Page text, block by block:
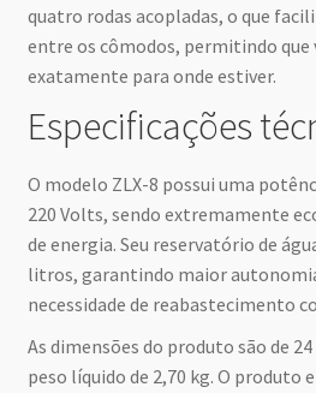
quatro rodas acopladas, o que
entre os cômodos, permitindo que
exatamente para onde estiver.
Especificações
O modelo ZLX-8 possui uma
220 Volts, sendo extremamente
de energia. Seu reservatório de
litros, garantindo maior
necessidade de reabastecimento
As dimensões do produto são de
peso líquido de 2,70 kg. O produto